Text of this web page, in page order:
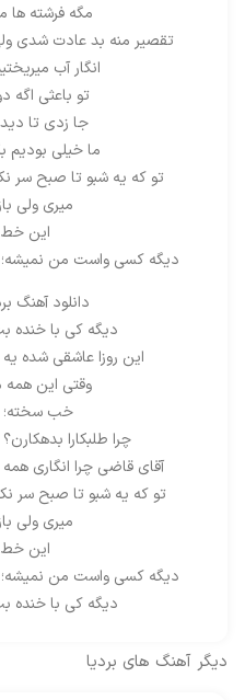
مگه فرشته
تقصیر منه بد عادت شدی
انگار آب
تو باعثی
جا زدی تا
ما خیلی بودیم
تو که یه شبو تا صبح سر
میری ولی
این
دیگه کسی واست من
دانلود آهنگ
دیگه کی با خنده
این روزا عاشقی شده
وقتی این
خب سخته؛
چرا طلبکارا
آقای قاضی چرا انگاری
تو که یه شبو تا صبح سر
میری ولی
این
دیگه کسی واست من
دیگه کی با خنده
دیگر آهنگ های بردیا